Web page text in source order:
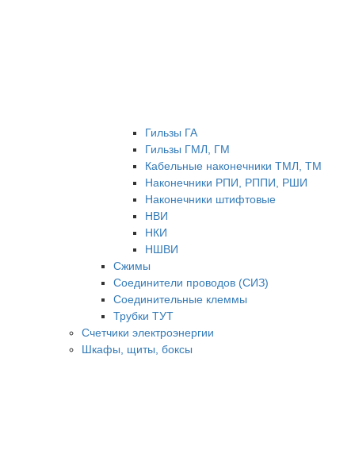
Гильзы ГА
Гильзы ГМЛ, ГМ
Кабельные наконечники ТМЛ, ТМ
Наконечники РПИ, РППИ, РШИ
Наконечники штифтовые
НВИ
НКИ
НШВИ
Сжимы
Соединители проводов (СИЗ)
Соединительные клеммы
Трубки ТУТ
Счетчики электроэнергии
Шкафы, щиты, боксы